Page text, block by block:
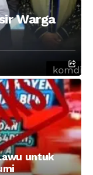
Warga
untuk